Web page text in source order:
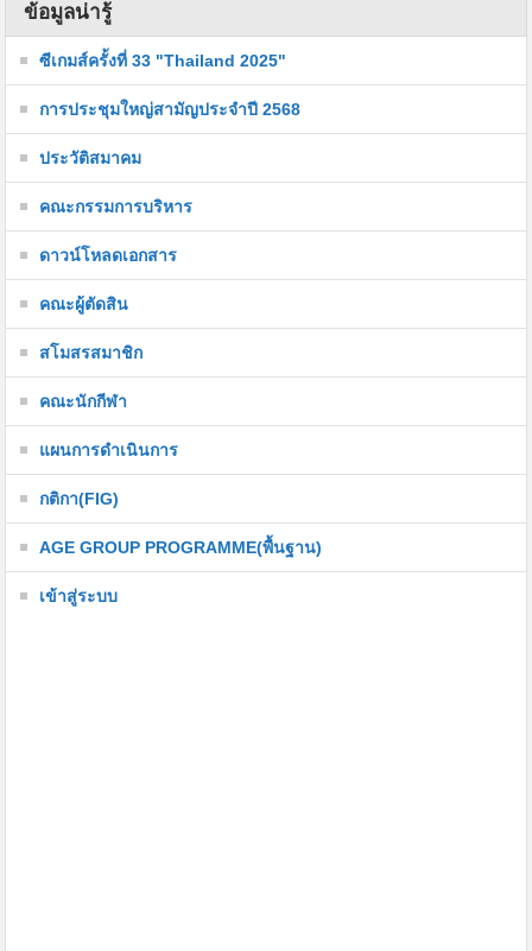
ข้อมูลน่ารู้
ซีเกมส์ครั้งที่ 33 "Thailand 2025"
การประชุมใหญ่สามัญประจำปี 2568
ประวัติสมาคม
คณะกรรมการบริหาร
ดาวน์โหลดเอกสาร
คณะผู้ตัดสิน
สโมสรสมาชิก
คณะนักกีฬา
แผนการดำเนินการ
กติกา(FIG)
AGE GROUP PROGRAMME(พื้นฐาน)
เข้าสู่ระบบ